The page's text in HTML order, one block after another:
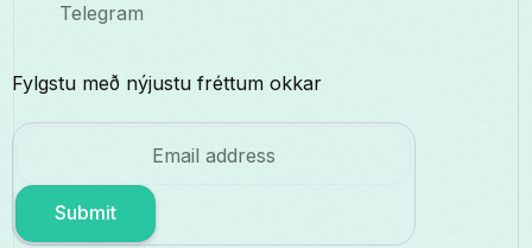
Telegram
Fylgstu með nýjustu fréttum okkar
Submit